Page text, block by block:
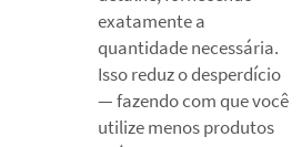
exatamente a
quantidade necessária.
Isso reduz o desperdício
— fazendo com que você
utilize menos produtos